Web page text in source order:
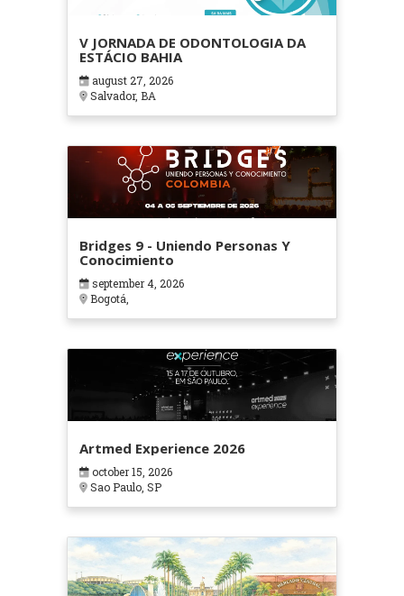
V JORNADA DE ODONTOLOGIA DA
ESTÁCIO BAHIA
august 27, 2026
Salvador, BA
Bridges 9 - Uniendo Personas Y
Conocimiento
september 4, 2026
Bogotá,
Artmed Experience 2026
october 15, 2026
Sao Paulo, SP